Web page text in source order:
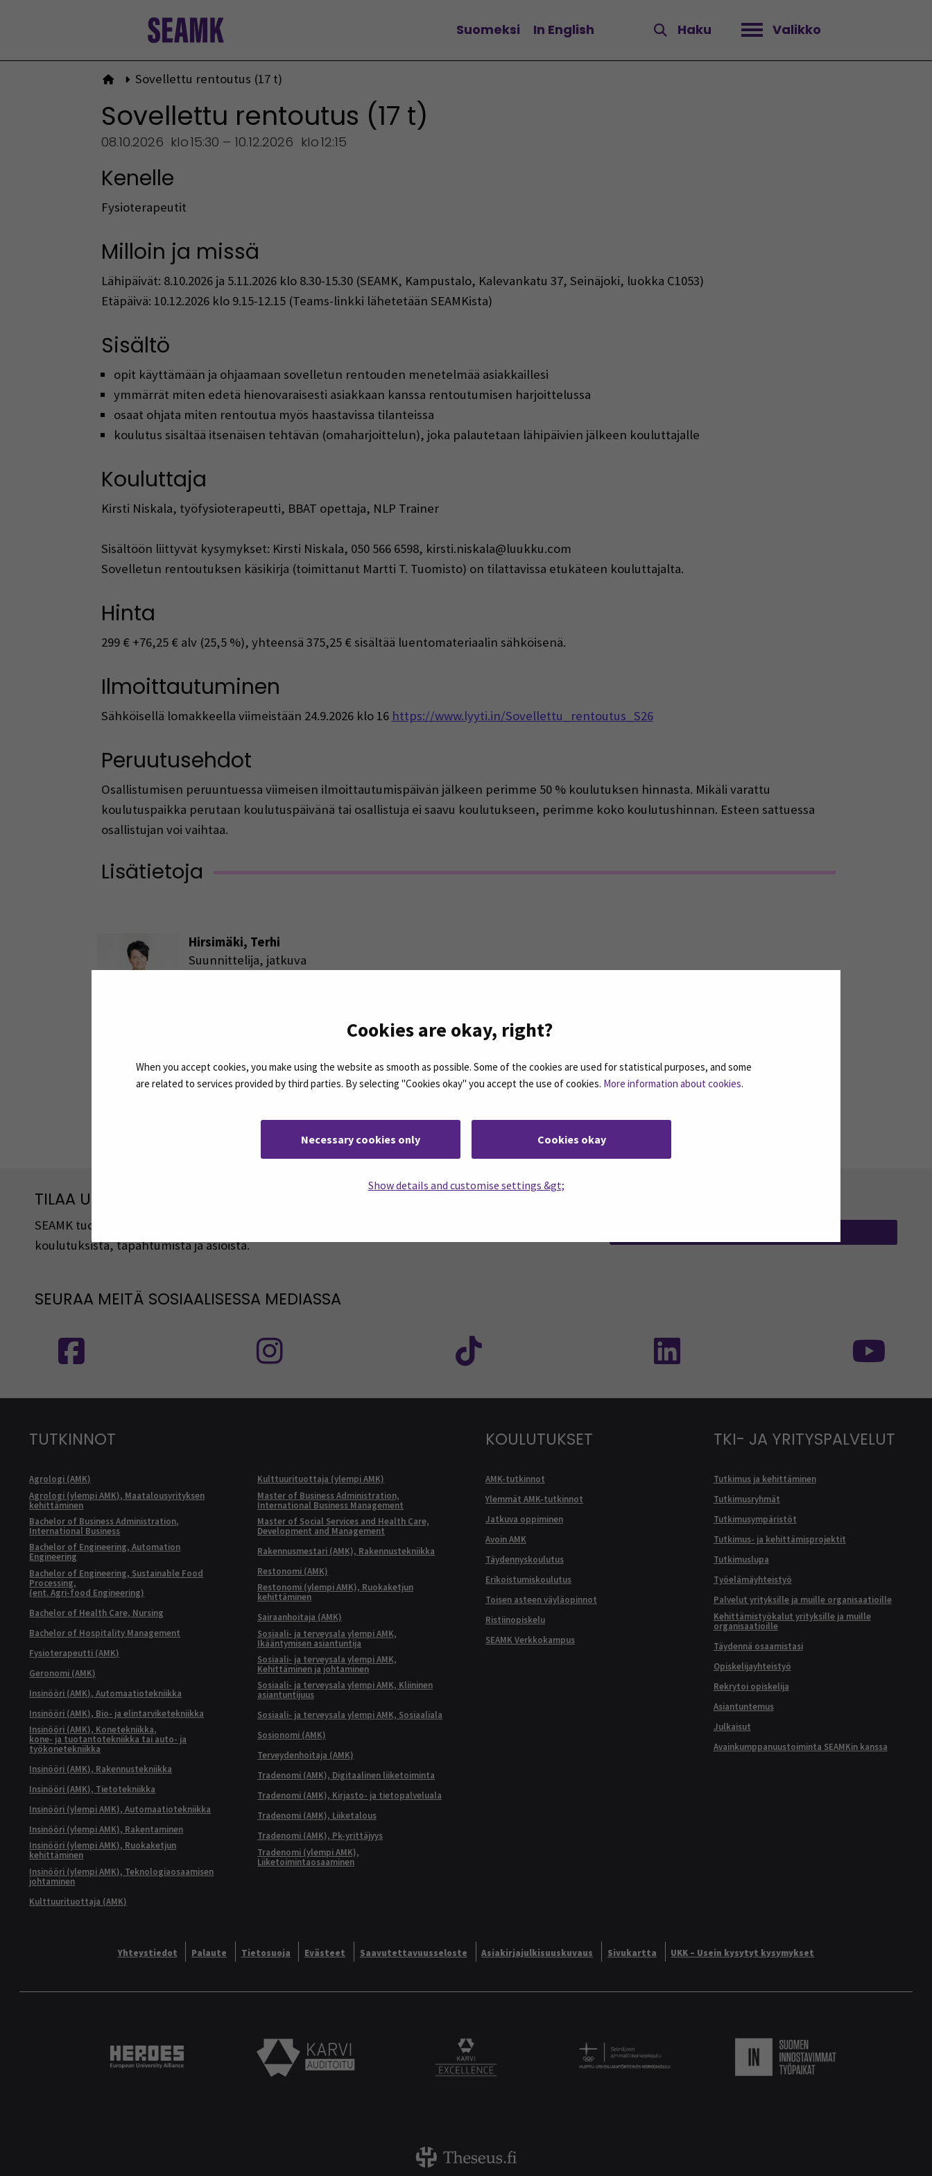
Cookies are okay, right?
When you accept cookies, you make using the website as smooth as possible. Some of the cookies are used for statistical purposes, and some
are related to services provided by third parties. By selecting "Cookies okay" you accept the use of cookies. More information about cookies.
Necessary cookies only Cookies okay
Show details and customise settings &gt;
Vaihda kieltä
Suomeksi In English Haku Valikko
Avaa valikko
Etusivulle
Sovellettu rentoutus (17 t)
Sovellettu rentoutus (17 t)
08.10.2026 klo15:30 – 10.12.2026 klo12:15
Kenelle
Fysioterapeutit​
Milloin ja missä
​Lähipäivät: 8.10.2026 ja 5.11.2026 klo 8.30-15.30 (SEAMK, Kampustalo, Kalevankatu 37, Seinäjoki, luokka C1053)
Etäpäivä: 10.12.2026 klo 9.15-12.15 (Teams-linkki lähetetään SEAMKista)
Sisältö
opit käyttämään ja ohjaamaan sovelletun rentouden menetelmää asiakkaillesi
ymmärrät miten edetä hienovaraisesti asiakkaan kanssa rentoutumisen harjoittelussa
osaat ohjata miten rentoutua myös haastavissa tilanteissa
koulutus sisältää itsenäisen tehtävän (omaharjoittelun), joka palautetaan lähipäivien jälkeen kouluttajalle
​​Kouluttaja
Kirsti Niskala, työfysioterapeutti, BBAT opettaja, NLP Trainer
Sisältöön liittyvät kysymykset: Kirsti Niskala, 050 566 6598, kirsti.niskala@luukku.com
Sovelletun rentoutuksen käsikirja (toimittanut Martti T. Tuomisto) on tilattavissa etukäteen kouluttajalta.
Hinta
299 € +76,25 € alv (25,5 %), yhteensä 375,25 € sisältää luentomateriaalin sähköisenä.
Ilmoittautuminen
Sähköisellä lomakkeella viimeistään 24.9.2026 klo 16 https://www.lyyti.in/Sovellettu_rentoutus_S26
Peruutusehdot
Osallistumisen peruuntuessa viimeisen ilmoittautumispäivän jälkeen perimme 50 % koulutuksen hinnasta. Mikäli varattu
koulutuspaikka perutaan koulutuspäivänä tai osallistuja ei saavu koulutukseen, perimme koko koulutushinnan. Esteen sattuessa
osallistujan voi vaihtaa.
Lisätietoja
Hirsimäki, Terhi
Suunnittelija, jatkuva
TILAA UUTISKIRJEITÄMME
SEAMK tuottaa uutiskirjeitä eri aiheista. Uutiskirjeemme ovat koosteita SEAMKin ajankohtaisista
koulutuksista, tapahtumista ja asioista.
SEURAA MEITÄ SOSIAALISESSA MEDIASSA
TUTKINNOT
Agrologi (AMK)
Agrologi (ylempi AMK), Maatalousyrityksen
kehittäminen
Bachelor of Business Administration,
International Business
Bachelor of Engineering, Automation
Engineering
Bachelor of Engineering, Sustainable Food
Processing,
(ent. Agri-food Engineering)
Bachelor of Health Care, Nursing
Bachelor of Hospitality Management
Fysioterapeutti (AMK)
Geronomi (AMK)
Insinööri (AMK), Automaatiotekniikka
Insinööri (AMK), Bio- ja elintarviketekniikka
Insinööri (AMK), Konetekniikka,
kone- ja tuotantotekniikka tai auto- ja
työkonetekniikka
Insinööri (AMK), Rakennustekniikka
Insinööri (AMK), Tietotekniikka
Insinööri (ylempi AMK), Automaatiotekniikka
Insinööri (ylempi AMK), Rakentaminen
Insinööri (ylempi AMK), Ruokaketjun
kehittäminen
Insinööri (ylempi AMK), Teknologiaosaamisen
johtaminen
Kulttuurituottaja (AMK)
Kulttuurituottaja (ylempi AMK)
Master of Business Administration,
International Business Management
Master of Social Services and Health Care,
Development and Management
Rakennusmestari (AMK), Rakennustekniikka
Restonomi (AMK)
Restonomi (ylempi AMK), Ruokaketjun
kehittäminen
Sairaanhoitaja (AMK)
Sosiaali- ja terveysala ylempi AMK,
Ikääntymisen asiantuntija
Sosiaali- ja terveysala ylempi AMK,
Kehittäminen ja johtaminen
Sosiaali- ja terveysala ylempi AMK, Kliininen
asiantuntijuus
Sosiaali- ja terveysala ylempi AMK, Sosiaaliala
Sosionomi (AMK)
Terveydenhoitaja (AMK)
Tradenomi (AMK), Digitaalinen liiketoiminta
Tradenomi (AMK), Kirjasto- ja tietopalveluala
Tradenomi (AMK), Liiketalous
Tradenomi (AMK), Pk-yrittäjyys
Tradenomi (ylempi AMK),
Liiketoimintaosaaminen
KOULUTUKSET
AMK-tutkinnot
Ylemmät AMK-tutkinnot
Jatkuva oppiminen
Avoin AMK
Täydennyskoulutus
Erikoistumiskoulutus
Toisen asteen väyläopinnot
Ristiinopiskelu
SEAMK Verkkokampus
TKI- JA YRITYSPALVELUT
Tutkimus ja kehittäminen
Tutkimusryhmät
Tutkimusympäristöt
Tutkimus- ja kehittämisprojektit
Tutkimuslupa
Työelämäyhteistyö
Palvelut yrityksille ja muille organisaatioille
Kehittämistyökalut yrityksille ja muille
organisaatioille
Täydennä osaamistasi
Opiskelijayhteistyö
Rekrytoi opiskelija
Asiantuntemus
Julkaisut
Avainkumppanuustoiminta SEAMKin kanssa
Yhteystiedot Palaute Tietosuoja Evästeet Saavutettavuusseloste Asiakirjajulkisuuskuvaus Sivukartta UKK – Usein kysytyt kysymykset
Heroes European University Alliance logo
Karvi Auditoitu logo KARVI Excellence logo. Logo Suomen innostavimmat
Theseus logo